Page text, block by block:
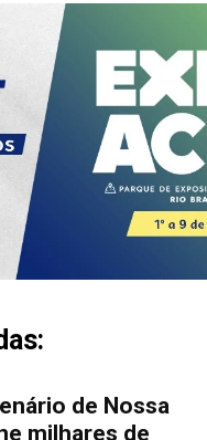
de Nossa
milhares de